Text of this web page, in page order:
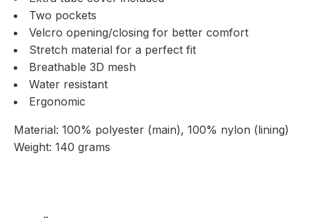
Two pockets
Velcro opening/closing for better comfort
Stretch material for a perfect fit
Breathable 3D mesh
Water resistant
Ergonomic
Material: 100% polyester (main), 100% nylon (lining)
Weight: 140 grams